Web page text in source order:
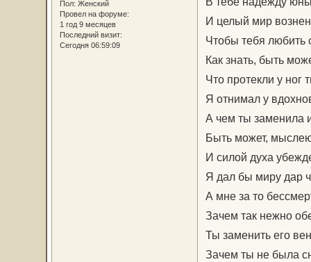
Пол: Женский
Провел на форуме:
1 год 9 месяцев
Последний визит:
Сегодня 06:59:09
И целый мир
Чтобы тебя любить
Как знать, быть
Что протекли у ног
Я отнимал у
А чем ты заменила
Быть может,
И силой духа
Я дал бы миру дар
А мне за то
Зачем так нежно
Ты заменить его
Зачем ты не была